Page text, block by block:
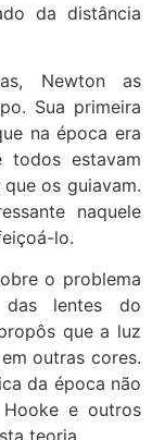
da distância
Newton as
Sua primeira
na época era
estavam
os guiavam.
naquele
lo.
o problema
lentes do
que a luz
outras cores.
da época não
Hooke e outros